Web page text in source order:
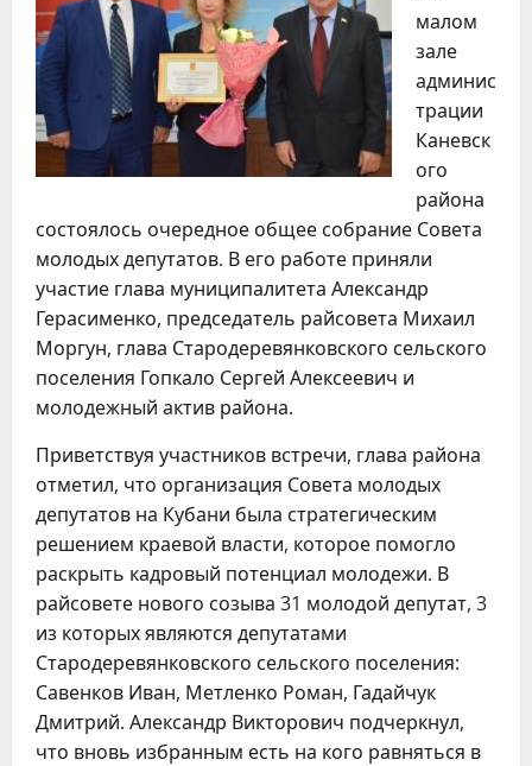
малом
зале
админис
трации
Каневск
ого
района
состоялось очередное общее собрание Совета
молодых депутатов. В его работе приняли
участие глава муниципалитета Александр
Герасименко, председатель райсовета Михаил
Моргун, глава Стародеревянковского сельского
поселения Гопкало Сергей Алексеевич и
молодежный актив района.
Приветствуя участников встречи, глава района
отметил, что организация Совета молодых
депутатов на Кубани была стратегическим
решением краевой власти, которое помогло
раскрыть кадровый потенциал молодежи. В
райсовете нового созыва 31 молодой депутат, 3
из которых являются депутатами
Стародеревянковского сельского поселения:
Савенков Иван, Метленко Роман, Гадайчук
Дмитрий. Александр Викторович подчеркнул,
что вновь избранным есть на кого равняться в